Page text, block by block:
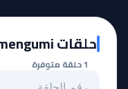
حلقات High School! Kimengumi مترجمة
1 حلقة متوفرة
بحث عن حلقة بالرقم